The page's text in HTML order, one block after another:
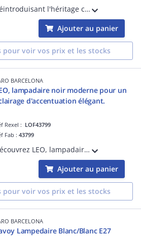
Réintroduisant l'héritage classique des années 1950 dans un cadre moderne, ces luminaires se distinguent avant tout par leur serre-câble original, modelé d'après la forme d'une branche d'arbre. Ce lampadaire a été conçue pour répondre à dif
Ajouter au panier
pour voir vos prix et les stocks
BARCELONA
lampadaire noir moderne pour un
d'accentuation élégant.
Rexel : LOF43799
Fab :43799
Découvrez LEO, lampadaire noir au design contemporain qui s'intègre dans tous les styles de décoration. Idéal pour l'éclairage d'accentuation, il met en valeur vos oeuvres d'art tout en apportant une touche d'élégance. Polyvalent, il convi
Ajouter au panier
pour voir vos prix et les stocks
BARCELONA
Lampedaire Blanc/Blanc E27